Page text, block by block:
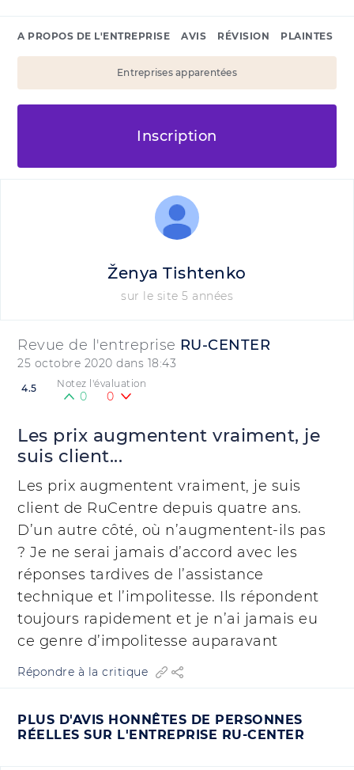
A PROPOS DE L'ENTREPRISE AVIS RÉVISION PLAINTES
Entreprises apparentées
Inscription
Revue de l'entreprise RU-CENTER
25 octobre 2020 dans 18:43
4.5 Notez l'évaluation
0 0
Les prix augmentent vraiment, je
suis client...
Les prix augmentent vraiment, je suis
client de RuCentre depuis quatre ans.
D’un autre côté, où n’augmentent-ils pas
? Je ne serai jamais d’accord avec les
réponses tardives de l’assistance
technique et l’impolitesse. Ils répondent
toujours rapidement et je n’ai jamais eu
ce genre d’impolitesse auparavant
Répondre à la critique
PLUS D'AVIS HONNÊTES DE PERSONNES
RÉELLES SUR L'ENTREPRISE RU-CENTER
Ženya Tishtenko
sur le site 5 années